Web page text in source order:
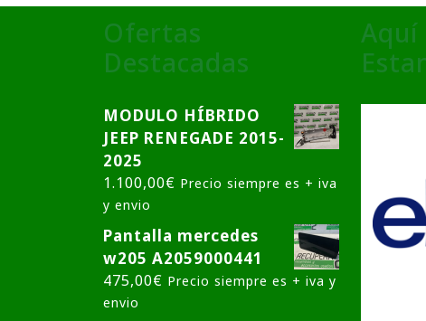
Ofertas
Destacadas
MODULO HÍBRIDO
JEEP RENEGADE 2015-
2025
1.100,00€ Precio siempre es + iva
y envio
Pantalla mercedes
w205 A2059000441
475,00€ Precio siempre es + iva y
envio
Aquí